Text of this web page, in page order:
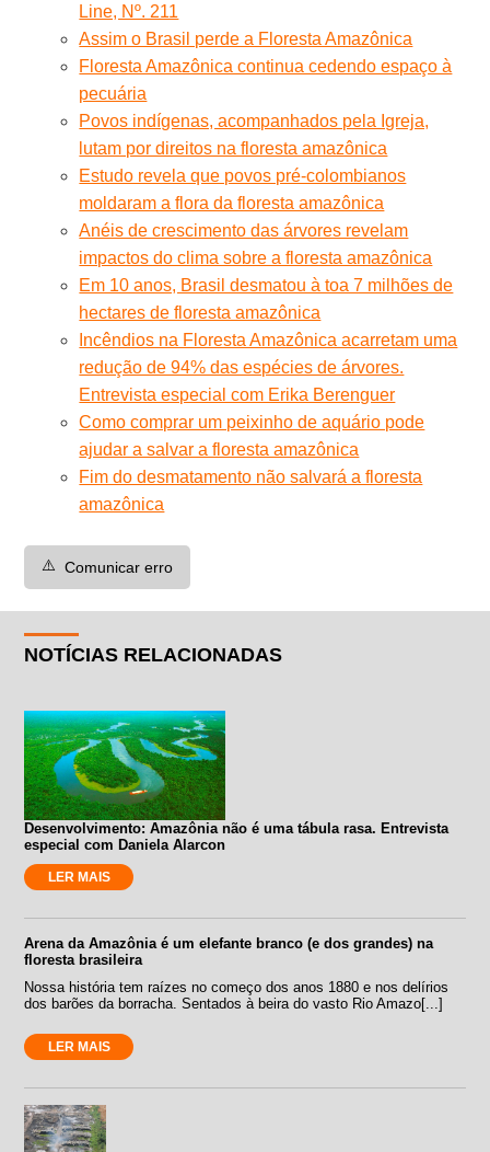
Line, Nº. 211
Assim o Brasil perde a Floresta Amazônica
Floresta Amazônica continua cedendo espaço à
pecuária
Povos indígenas, acompanhados pela Igreja,
lutam por direitos na floresta amazônica
Estudo revela que povos pré-colombianos
moldaram a flora da floresta amazônica
Anéis de crescimento das árvores revelam
impactos do clima sobre a floresta amazônica
Em 10 anos, Brasil desmatou à toa 7 milhões de
hectares de floresta amazônica
Incêndios na Floresta Amazônica acarretam uma
redução de 94% das espécies de árvores.
Entrevista especial com Erika Berenguer
Como comprar um peixinho de aquário pode
ajudar a salvar a floresta amazônica
Fim do desmatamento não salvará a floresta
amazônica
⚠️ Comunicar erro
NOTÍCIAS RELACIONADAS
Desenvolvimento: Amazônia não é uma tábula rasa. Entrevista
especial com Daniela Alarcon
LER MAIS
Arena da Amazônia é um elefante branco (e dos grandes) na
floresta brasileira
Nossa história tem raízes no começo dos anos 1880 e nos delírios
dos barões da borracha. Sentados à beira do vasto Rio Amazo[...]
LER MAIS